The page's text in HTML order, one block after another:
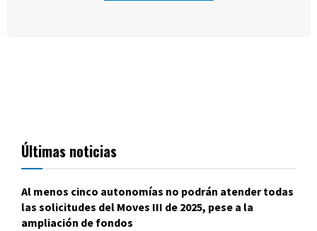
Últimas noticias
Al menos cinco autonomías no podrán atender todas
las solicitudes del Moves III de 2025, pese a la
ampliación de fondos